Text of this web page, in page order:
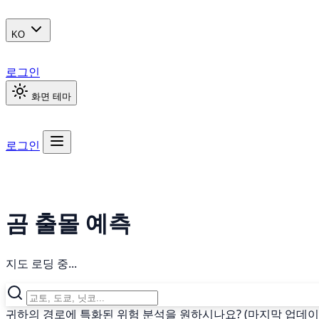
KO
로그인
화면 테마
로그인
곰 출몰 예측
지도 로딩 중...
귀하의 경로에 특화된 위험 분석을 원하시나요? (마지막 업데